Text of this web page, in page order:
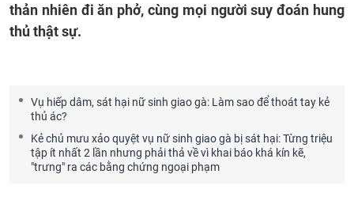
thản nhiên đi ăn phở, cùng mọi người suy đoán hung
thủ thật sự.
Vụ hiếp dâm, sát hại nữ sinh giao gà: Làm sao để thoát tay kẻ
thủ ác?
Kẻ chủ mưu xảo quyệt vụ nữ sinh giao gà bị sát hại: Từng triệu
tập ít nhất 2 lần nhưng phải thả về vì khai báo khá kín kẽ,
"trưng" ra các bằng chứng ngoại phạm